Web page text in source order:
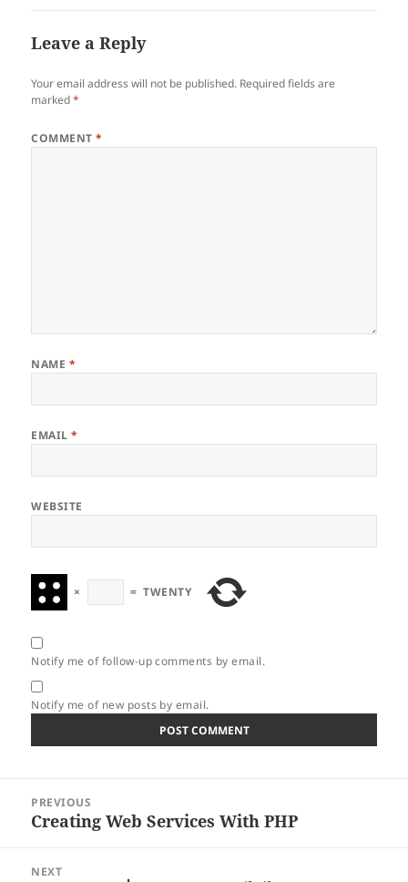
Leave a Reply
Your email address will not be published. Required fields are
marked*
COMMENT*
NAME *
EMAIL*
WEBSITE
× = TWENTY
Notify me of follow-up comments by email.
Notify me of new posts by email.
navigation
PREVIOUS
Previous
Creating Web Services With PHP
NEXT